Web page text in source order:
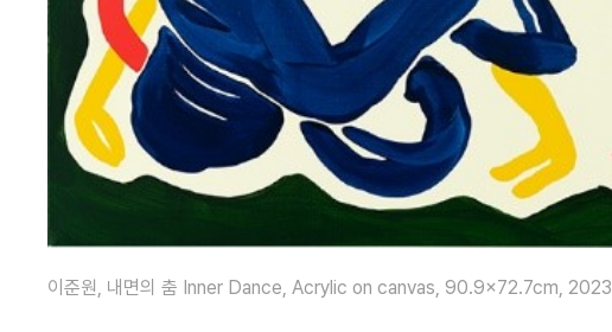
이준원, 내면의 춤 Inner Dance, Acrylic on canvas, 90.9×72.7cm, 2023